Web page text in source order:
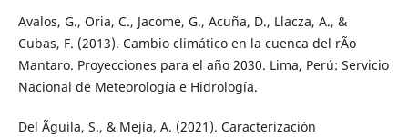
Avalos, G., Oria, C., Jacome, G., Acuña, D., Llacza, A., &
Cubas, F. (2013). Cambio climático en la cuenca del rÃ­o
Mantaro. Proyecciones para el año 2030. Lima, Perú: Servicio
Nacional de Meteorología e Hidrología.
Del Ãguila, S., & Mejía, A. (2021). Caracterización